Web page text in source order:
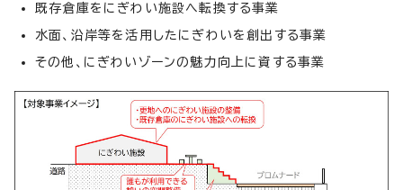
既存倉庫をにぎわい施設へ転換する事業
水面、沿岸等を活用したにぎわいを創出する事業
その他、にぎわいゾーンの魅力向上に資する事業